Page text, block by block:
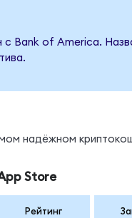
Bank of America.
надёжном
Store
Рейтинг